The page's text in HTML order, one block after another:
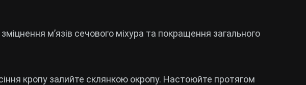
м’язів сечового міхура та покращення загального
кропу залийте склянкою окропу. Настоюйте протягом